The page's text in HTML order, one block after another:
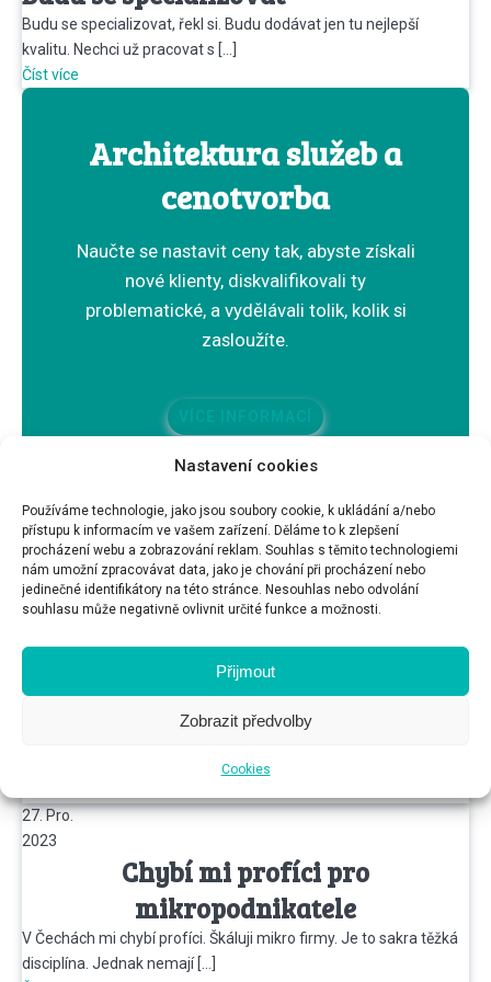
Nastavení cookies
Používáme technologie, jako jsou soubory cookie, k ukládání a/nebo
přístupu k informacím ve vašem zařízení. Děláme to k zlepšení
procházení webu a zobrazování reklam. Souhlas s těmito technologiemi
nám umožní zpracovávat data, jako je chování při procházení nebo
jedinečné identifikátory na této stránce. Nesouhlas nebo odvolání
souhlasu může negativně ovlivnit určité funkce a možnosti.
Přijmout
Zobrazit předvolby
Cookies
Budu se specializovat, řekl si. Budu dodávat jen tu nejlepší
kvalitu. Nechci už pracovat s […]
Číst více
Architektura služeb a
cenotvorba
Naučte se nastavit ceny tak, abyste získali
nové klienty, diskvalifikovali ty
problematické, a vydělávali tolik, kolik si
zasloužíte.
2024
Kalkulace není cenotvorba
Cenu si vypočítali dobře, správně započítali náklady a postavili
službu, která dává smysl. Vše, jak […]
03. Led.
Je to bída, co vám mám povídat!
kavárně, kam jsem před sedmi/osmi […]
27. Pro.
2023
Chybí mi profíci pro
mikropodnikatele
V Čechách mi chybí profíci. Škáluji mikro firmy. Je to sakra těžká
disciplína. Jednak nemají […]